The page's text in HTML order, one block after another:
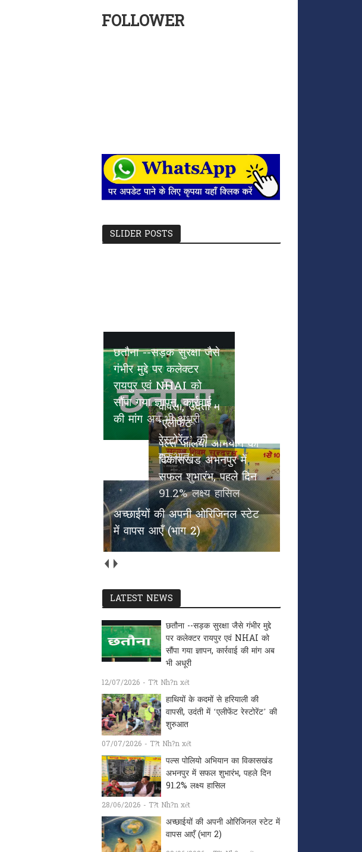
FOLLOWER
SLIDER POSTS
छतौना --सड़क सुरक्षा जैसे गंभीर मुद्दे
पर कलेक्टर रायपुर एवं NHAI को
सौंपा गया ज्ञापन, कार्रवाई की मांग अब
भी अधूरी
हाथियों के
कदमों से
हरियाली की
वापसी, उदंती में
‘एलीफेंट
रेस्टोरेंट’ की
अभियान का
विकासखंड
अभनपुर में
सफल शुभारंभ,
पहले दिन
91.2% लक्ष्य
हासिल
अच्छाईयों की अपनी ओरिजिनल स्टेट
में वापस आएँ (भाग 2)
LATEST NEWS
छतौना --सड़क सुरक्षा जैसे गंभीर मुद्दे
पर कलेक्टर रायपुर एवं NHAI को
सौंपा गया ज्ञापन, कार्रवाई की मांग अब
भी अधूरी
12/07/2026 - T?t Nh?n xét
हाथियों के कदमों से हरियाली की
वापसी, उदंती में ‘एलीफेंट रेस्टोरेंट’ की
शुरुआत
07/07/2026 - T?t Nh?n xét
पल्स पोलियो अभियान का विकासखंड
अभनपुर में सफल शुभारंभ, पहले दिन
91.2% लक्ष्य हासिल
28/06/2026 - T?t Nh?n xét
अच्छाईयों की अपनी ओरिजिनल स्टेट में
वापस आएँ (भाग 2)